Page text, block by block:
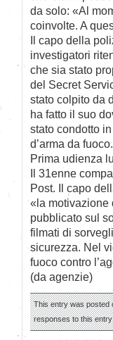
da solo: «Al
coinvolte. A
Il capo della
investigatori
che sia stato
del Secret
stato colpito da
ha fatto il suo
stato condotto
d’arma da fuoco.
Prima udienza
Il 31enne
Post. Il capo
«la motivazione
pubblicato sul
filmati di
sicurezza. Nel
fuoco contro
(da agenzie)
This entry was posted
responses to this